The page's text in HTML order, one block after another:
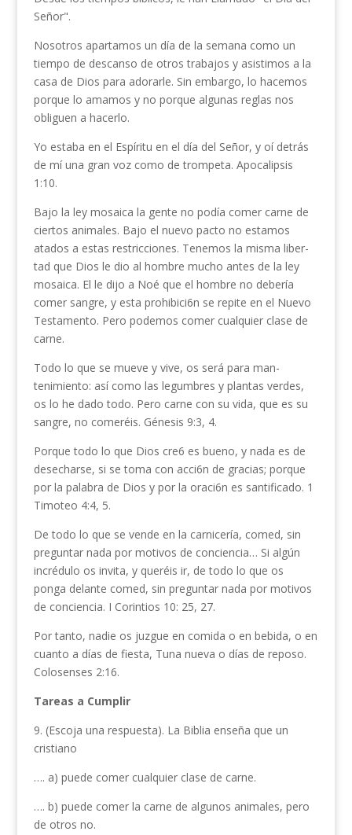
Señor".
Nosotros apartamos un día de la semana como un
tiempo de descanso de otros trabajos y asistimos a la
casa de Dios para adorarle. Sin embargo, lo hace­mos
porque lo amamos y no porque algunas reglas nos
obliguen a hacerlo.
Yo estaba en el Espíritu en el día del Señor, y oí detrás
de mí una gran voz como de trompeta. Apocalipsis
1:10.
Bajo la ley mosaica la gente no podía comer carne de
ciertos animales. Bajo el nuevo pacto no estamos
atados a estas restricciones. Tenemos la misma liber­
tad que Dios le dio al hombre mucho antes de la ley
mosaica. El le dijo a Noé que el hombre no debería
comer sangre, y esta prohibici6n se repite en el Nuevo
Testamento. Pero podemos comer cualquier clase de
carne.
Todo lo que se mueve y vive, os será para man­
tenimiento: así como las legumbres y plantas verdes,
os lo he dado todo. Pero carne con su vida, que es su
sangre, no comeréis. Génesis 9:3, 4.
Porque todo lo que Dios cre6 es bueno, y nada es de
desecharse, si se toma con acci6n de gra­cias; porque
por la palabra de Dios y por la oraci6n es santificado. 1
Timoteo 4:4, 5.
De todo lo que se vende en la carnicería, comed, sin
preguntar nada por motivos de conciencia… Si algún
incrédulo os invita, y queréis ir, de todo lo que os
ponga delante comed, sin preguntar nada por motivos
de conciencia. I Corintios 10: 25, 27.
Por tanto, nadie os juzgue en comida o en bebida, o en
cuanto a días de fiesta, Tuna nueva o días de reposo.
Colosenses 2:16.
Tareas a Cumplir
9. (Escoja una respuesta). La Biblia enseña que un
cristiano
…. a) puede comer cualquier clase de carne.
…. b) puede comer la carne de algu­nos animales, pero
de otros no.